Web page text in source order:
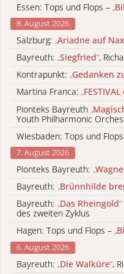
Essen: Tops und Flops – „
8. August 2026
Salzburg: „Ariadne auf
Bayreuth: „Siegfried“,
Kontrapunkt: „Gedanken
Martina Franca: „
Pionteks Bayreuth „
Youth Philharmonic
Wiesbaden: Tops und
7. August 2026
Pionteks Bayreuth: „
Bayreuth: „Brünnhilde
Bayreuth: „Das Rheingold“
des zweiten Zyklus
Hagen: Tops und Flops – „
6. August 2026
Bayreuth: „Die Walküre“,